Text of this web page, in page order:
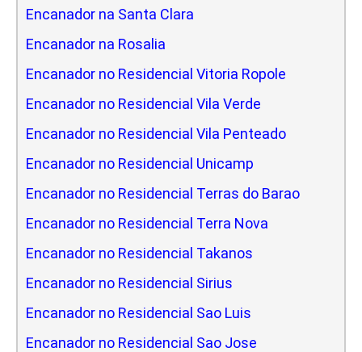
Encanador na Santa Clara
Encanador na Rosalia
Encanador no Residencial Vitoria Ropole
Encanador no Residencial Vila Verde
Encanador no Residencial Vila Penteado
Encanador no Residencial Unicamp
Encanador no Residencial Terras do Barao
Encanador no Residencial Terra Nova
Encanador no Residencial Takanos
Encanador no Residencial Sirius
Encanador no Residencial Sao Luis
Encanador no Residencial Sao Jose